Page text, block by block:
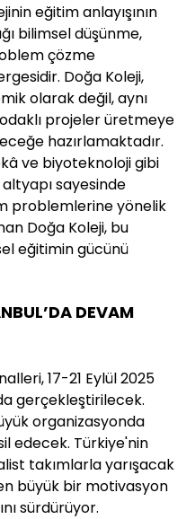
eğitim anlayışının
bilimsel düşünme,
çözme
Doğa Koleji,
olarak değil, aynı
projeler üretmeye
hazırlamaktadır.
ve biyoteknoloji gibi
sayesinde
problemlerine yönelik
Doğa Koleji, bu
eğitimin gücünü
DEVAM
17-21 Eylül 2025
gerçekleştirilecek.
organizasyonda
edecek. Türkiye'nin
takımlarla yarışacak
büyük bir motivasyon
sürdürüyor.